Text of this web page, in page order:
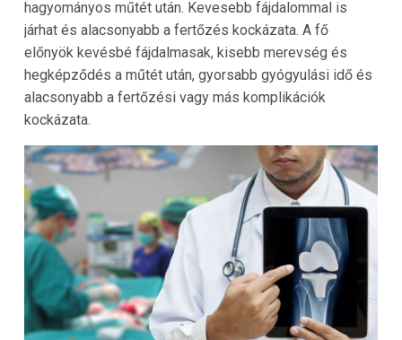
hagyományos műtét után. Kevesebb fájdalommal is
járhat és alacsonyabb a fertőzés kockázata. A fő
előnyök kevésbé fájdalmasak, kisebb merevség és
hegképződés a műtét után, gyorsabb gyógyulási idő és
alacsonyabb a fertőzési vagy más komplikációk
kockázata.